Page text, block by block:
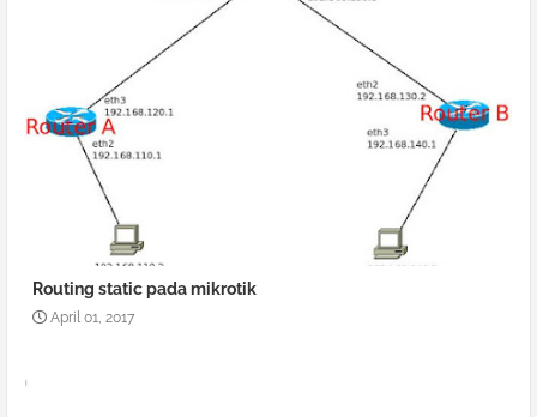
Routing static pada mikrotik
April 01, 2017